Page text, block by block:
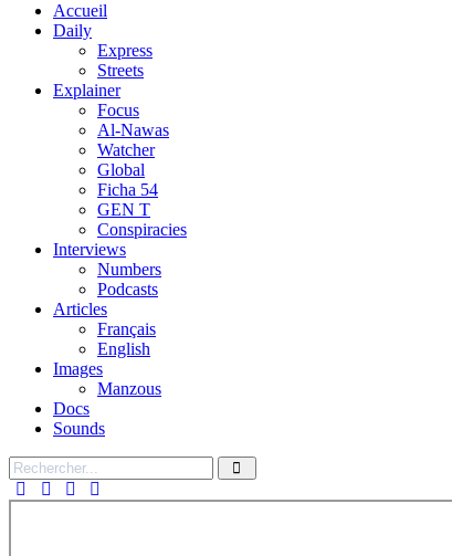
Accueil
Daily
Express
Streets
Explainer
Focus
Al-Nawas
Watcher
Global
Ficha 54
GEN T
Conspiracies
Interviews
Numbers
Podcasts
Articles
Français
English
Images
Manzous
Docs
Sounds